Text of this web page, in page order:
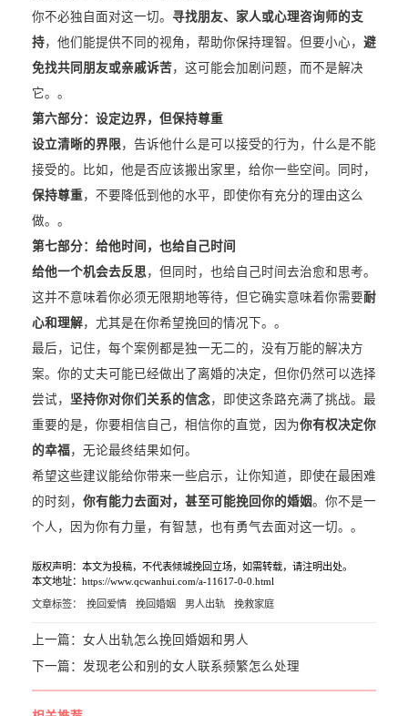
你不必独自面对这一切。 寻找朋友、家人或心理咨询师的支
持，他们能提供不同的视角，帮助你保持理智。但要小心， 避
免找共同朋友或亲戚诉苦，这可能会加剧问题，而不是解决
它。。
第六部分：设定边界，但保持尊重
设立清晰的界限，告诉他什么是可以接受的行为，什么是不能
接受的。比如，他是否应该搬出家里，给你一些空间。同时，
保持尊重，不要降低到他的水平，即使你有充分的理由这么
做。。
第七部分：给他时间，也给自己时间
给他一个机会去反思 ，但同时，也给自己时间去治愈和思考。
这并不意味着你必须无限期地等待，但它确实意味着你需要耐
心和理解，尤其是在你希望挽回的情况下。。
最后，记住，每个案例都是独一无二的，没有万能的解决方
案。你的丈夫可能已经做出了离婚的决定，但你仍然可以选择
尝试， 坚持你对你们关系的信念，即使这条路充满了挑战。最
重要的是，你要相信自己，相信你的直觉，因为你有权决定你
的幸福，无论最终结果如何。
希望这些建议能给你带来一些启示，让你知道，即使在最困难
的时刻， 你有能力去面对，甚至可能挽回你的婚姻。你不是一
个人，因为你有力量，有智慧，也有勇气去面对这一切。。
版权声明：本文为投稿，不代表倾城挽回立场，如需转载，请注明出处。
本文地址：https://www.qcwanhui.com/a-11617-0-0.html
文章标签： 挽回爱情 挽回婚姻 男人出轨 挽救家庭
上一篇： 女人出轨怎么挽回婚姻和男人
下一篇： 发现老公和别的女人联系频繁怎么处理